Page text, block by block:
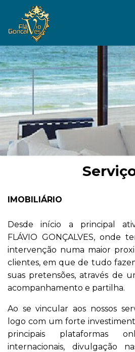
IMOBILIÁRIO
Desde início a principal
FLÁVIO GONÇALVES, onde
intervenção numa maior
clientes, em que de tudo
suas pretensões, através de
acompanhamento e partilha.
Ao se vincular aos nossos
logo com um forte
principais plataformas
internacionais, divulgação